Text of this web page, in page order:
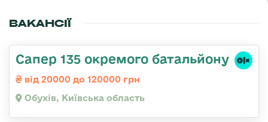
ВАКАНСІЇ
Сапер 135 окремого батальйону
від 20000 до 120000 грн
Обухів, Київська область